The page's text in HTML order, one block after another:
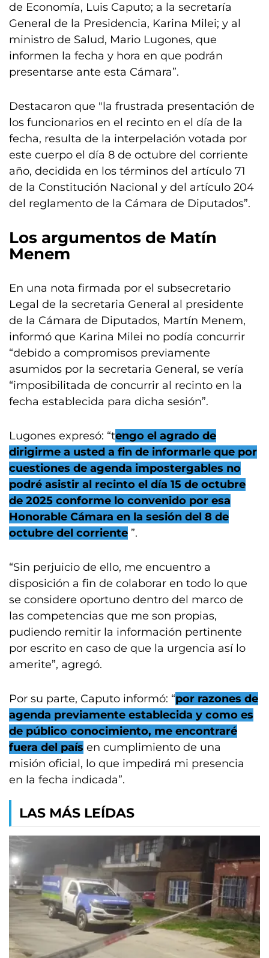
de Economía, Luis Caputo; a la secretaría
General de la Presidencia, Karina Milei; y al
ministro de Salud, Mario Lugones, que
informen la fecha y hora en que podrán
presentarse ante esta Cámara”.
Destacaron que "la frustrada presentación de
los funcionarios en el recinto en el día de la
fecha, resulta de la interpelación votada por
este cuerpo el día 8 de octubre del corriente
año, decidida en los términos del artículo 71
de la Constitución Nacional y del artículo 204
del reglamento de la Cámara de Diputados”.
Los argumentos de Matín
Menem
En una nota firmada por el subsecretario
Legal de la secretaria General al presidente
de la Cámara de Diputados, Martín Menem,
informó que Karina Milei no podía concurrir
“debido a compromisos previamente
asumidos por la secretaria General, se vería
“imposibilitada de concurrir al recinto en la
fecha establecida para dicha sesión”.
Lugones expresó: “tengo el agrado de
dirigirme a usted a fin de informarle que por
cuestiones de agenda impostergables no
podré asistir al recinto el día 15 de octubre
de 2025 conforme lo convenido por esa
Honorable Cámara en la sesión del 8 de
octubre del corriente ”.
“Sin perjuicio de ello, me encuentro a
disposición a fin de colaborar en todo lo que
se considere oportuno dentro del marco de
las competencias que me son propias,
pudiendo remitir la información pertinente
por escrito en caso de que la urgencia así lo
amerite”, agregó.
Por su parte, Caputo informó: “por razones de
agenda previamente establecida y como es
de público conocimiento, me encontraré
fuera del país en cumplimiento de una
misión oficial, lo que impedirá mi presencia
en la fecha indicada”.
LAS MÁS LEÍDAS